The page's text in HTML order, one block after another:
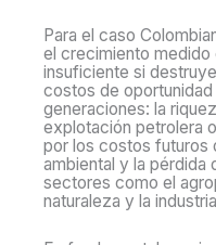
Para el caso
el crecimiento
insuficiente si
costos de
generaciones: la
explotación petrolera
por los costos futuros
ambiental y la pérdida
sectores como el
naturaleza y la